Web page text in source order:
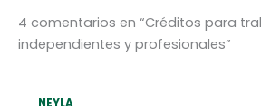
4 comentarios en “Créditos para
independientes y profesionales”
NEYLA